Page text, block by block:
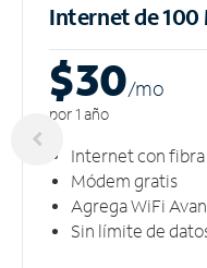
Internet de 100
$30/mo
por 1 año
Internet con
Módem gratis
Agrega WiFi
Sin límite de